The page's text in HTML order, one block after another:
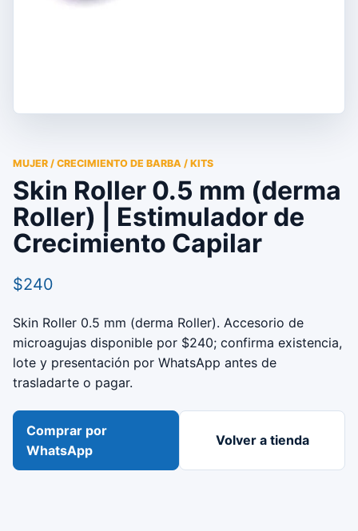
MUJER / CRECIMIENTO DE BARBA / KITS
Skin Roller 0.5 mm (derma
Roller) | Estimulador de
Crecimiento Capilar
$240
Skin Roller 0.5 mm (derma Roller). Accesorio de
microagujas disponible por $240; confirma existencia,
lote y presentación por WhatsApp antes de
trasladarte o pagar.
Comprar por
WhatsApp
Volver a tienda